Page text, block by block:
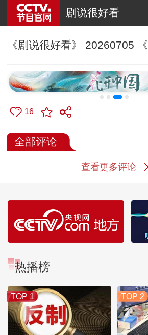
剧说很好看
《剧说很好看》 20260705 《
16
全部评论
查看更多评论
热播榜
TOP 1 TOP 2